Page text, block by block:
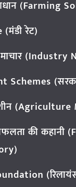
(Farming
रेट)
(Industry
Schemes
की कहानी